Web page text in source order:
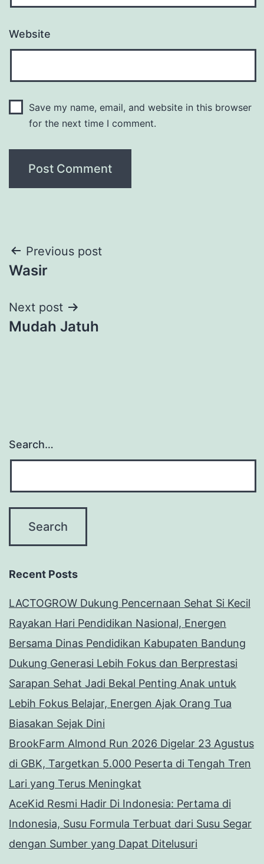
Website
Save my name, email, and website in this browser
for the next time I comment.
Post
navigation
Previous post
Wasir
Next post
Mudah Jatuh
Search…
Recent Posts
LACTOGROW Dukung Pencernaan Sehat Si Kecil
Rayakan Hari Pendidikan Nasional, Energen
Bersama Dinas Pendidikan Kabupaten Bandung
Dukung Generasi Lebih Fokus dan Berprestasi
Sarapan Sehat Jadi Bekal Penting Anak untuk
Lebih Fokus Belajar, Energen Ajak Orang Tua
Biasakan Sejak Dini
BrookFarm Almond Run 2026 Digelar 23 Agustus
di GBK, Targetkan 5.000 Peserta di Tengah Tren
Lari yang Terus Meningkat
AceKid Resmi Hadir Di Indonesia: Pertama di
Indonesia, Susu Formula Terbuat dari Susu Segar
dengan Sumber yang Dapat Ditelusuri